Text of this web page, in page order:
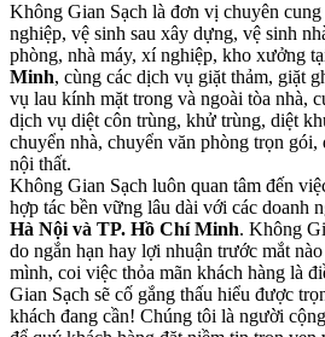
Không Gian Sạch là đơn vị chuyên
nghiệp, vệ sinh sau xây dựng, vệ sinh
phòng, nhà máy, xí nghiệp, kho xưởng
Minh, cùng các dịch vụ giặt thảm, giặt
vụ lau kính mặt trong và ngoài tòa nhà,
dịch vụ diệt côn trùng, khử trùng, diệt
chuyển nhà, chuyển văn phòng trọn
nội thất.
Không Gian Sạch luôn quan tâm đến
hợp tác bền vững lâu dài với các doanh
Hà Nội và TP. Hồ Chí Minh. Không
do ngắn hạn hay lợi nhuận trước mắt
mình, coi việc thỏa mãn khách hàng là
Gian Sạch sẽ cố gắng thấu hiểu được
khách đang cần! Chúng tôi là người